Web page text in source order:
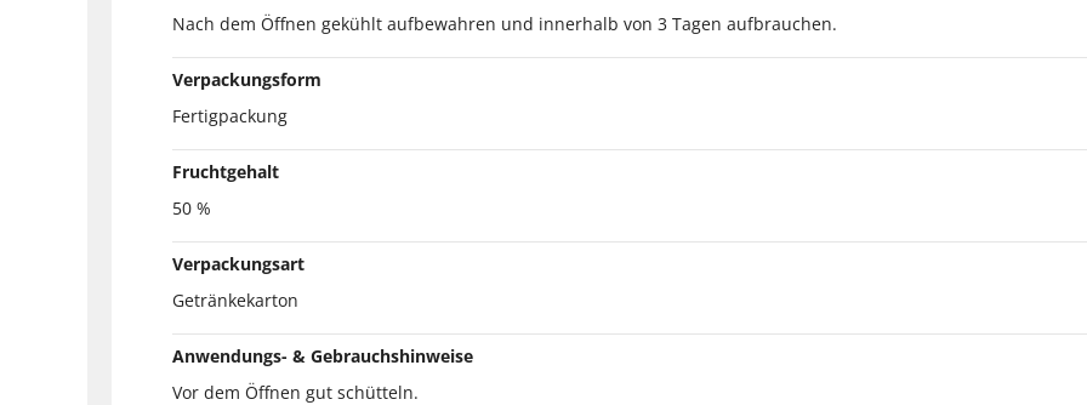
Nach dem Öffnen gekühlt aufbewahren und innerhalb von 3 Tagen aufbrauchen.
Verpackungsform
Fertigpackung
Fruchtgehalt
50 %
Verpackungsart
Getränkekarton
Anwendungs- & Gebrauchshinweise
Vor dem Öffnen gut schütteln.